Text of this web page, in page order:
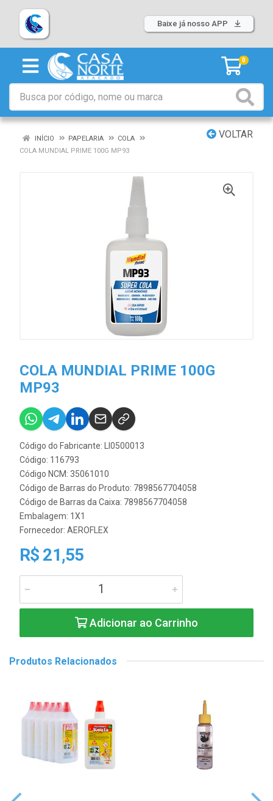
Baixe já nosso APP
0
VOLTAR
INÍCIO PAPELARIA
COLA
COLA MUNDIAL PRIME 100G MP93
COLA MUNDIAL PRIME 100G
MP93
Código do Fabricante: LI0500013
Código: 116793
Código NCM: 35061010
Código de Barras do Produto: 7898567704058
Código de Barras da Caixa: 7898567704058
Embalagem: 1X1
Fornecedor: AEROFLEX
R$ 21,55
Adicionar ao Carrinho
Produtos Relacionados